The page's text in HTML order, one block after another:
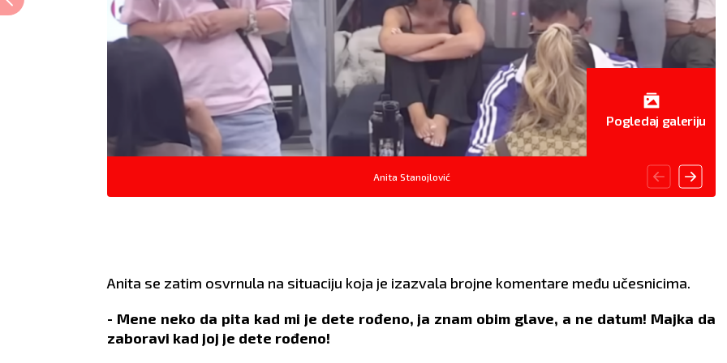
Anita Stanojlović
Pogledaj galeriju
Anita se zatim osvrnula na situaciju koja je izazvala brojne komentare među učesnicima.
- Mene neko da pita kad mi je dete rođeno, ja znam obim glave, a ne datum! Majka da
zaboravi kad joj je dete rođeno!